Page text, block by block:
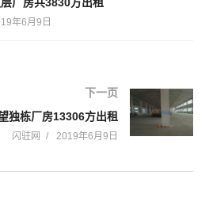
厂房共3830方出租
年6月9日
下一页
独栋厂房13306方出租
闪驻网 2019年6月9日